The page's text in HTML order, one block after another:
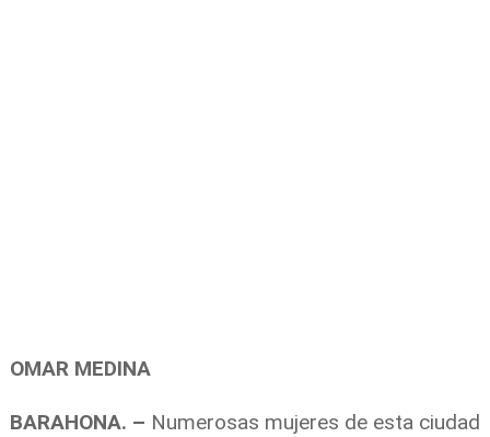
OMAR MEDINA
BARAHONA. – Numerosas mujeres de esta ciudad